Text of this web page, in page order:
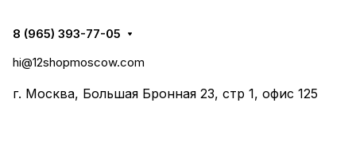
8 (965) 393-77-05
hi@12shopmoscow.com
г. Москва, Большая Бронная 23, стр 1, офис 125